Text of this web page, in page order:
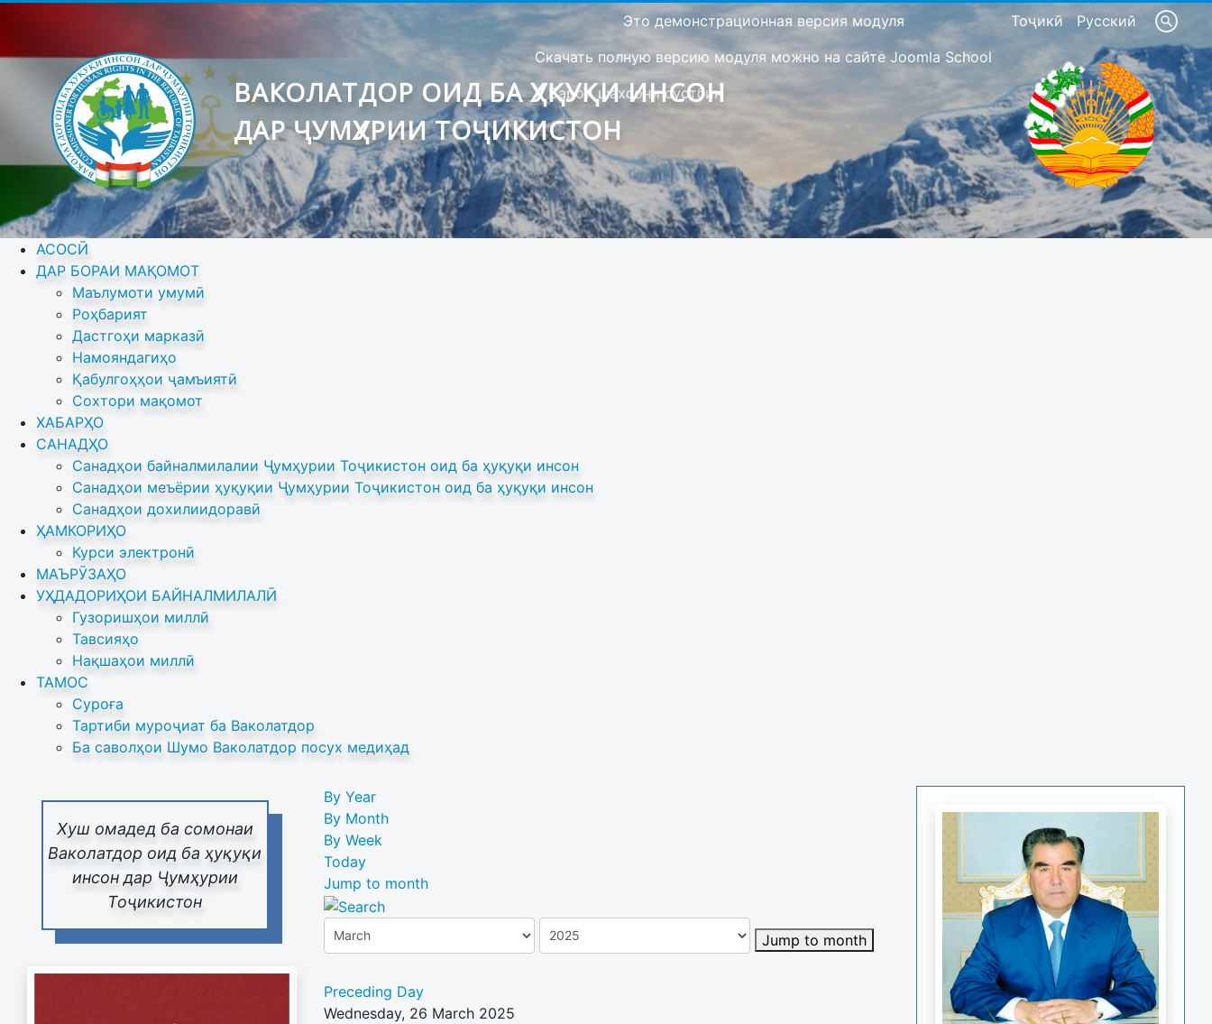
Тоҷикӣ Русский
Это демонстрационная версия модуля
Скачать полную версию модуля можно на сайте Joomla School
Барои шахсони сустбин
ВАКОЛАТДОР ОИД БА ҲУҚУҚИ ИНСОН
ДАР ҶУМҲУРИИ ТОҶИКИСТОН
АСОСӢ
ДАР БОРАИ МАҚОМОТ
Маълумоти умумӣ
Роҳбарият
Дастгоҳи марказӣ
Намояндагиҳо
Қабулгоҳҳои ҷамъиятӣ
Сохтори мақомот
ХАБАРҲО
САНАДҲО
Санадҳои байналмилалии Ҷумҳурии Тоҷикистон оид ба ҳуқуқи инсон
Санадҳои меъёрии ҳуқуқии Ҷумҳурии Тоҷикистон оид ба ҳуқуқи инсон
Санадҳои дохилиидоравӣ
ҲАМКОРИҲО
Курси электронӣ
МАЪРӮЗАҲО
УҲДАДОРИҲОИ БАЙНАЛМИЛАЛӢ
Гузоришҳои миллӣ
Тавсияҳо
Нақшаҳои миллӣ
ТАМОС
Суроға
Тартиби муроҷиат ба Ваколатдор
Ба саволҳои Шумо Ваколатдор посух медиҳад
Хуш омадед ба сомонаи
Ваколатдор оид ба ҳуқуқи
инсон дар Ҷумҳурии
Тоҷикистон
By Year
By Month
By Week
Today
Jump to month
Jump to month
Preceding Day
Wednesday, 26 March 2025